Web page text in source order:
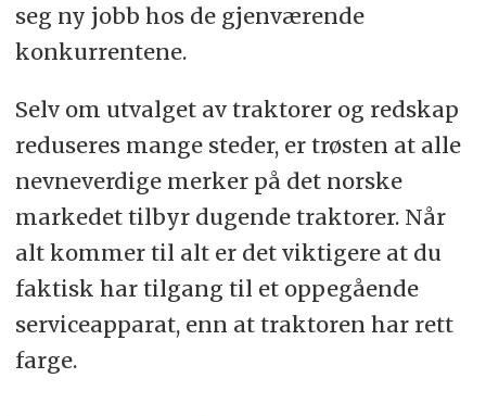
seg ny jobb hos de gjenværende
konkurrentene.
Selv om utvalget av traktorer og redskap
reduseres mange steder, er trøsten at alle
nevneverdige merker på det norske
markedet tilbyr dugende traktorer. Når
alt kommer til alt er det viktigere at du
faktisk har tilgang til et oppegående
serviceapparat, enn at traktoren har rett
farge.